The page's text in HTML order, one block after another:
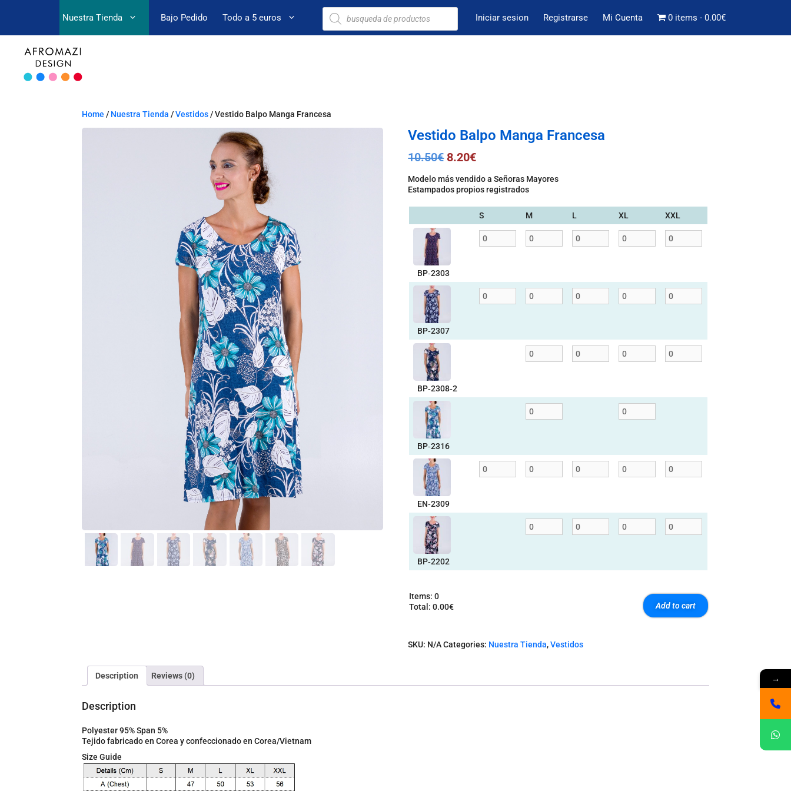
Nuestra Tienda Bajo Pedido Todo a 5 euros Iniciar sesion Registrarse Mi Cuenta 0 items 0.00€
Home / Nuestra Tienda /Vestidos/ Vestido Balpo Manga Francesa
Vestido Balpo Manga Francesa
10.50€ 8.20€
Modelo más vendido a Señoras Mayores
Estampados propios registrados
S M L XL XXL
BP‑2303
BP‑2307
BP‑2308‑2
BP‑2316
EN‑2309
BP‑2202
Items:0
Total :0.00€
e
Add to cart
SKU: N/A Categories: Nuestra Tienda,Vestidos
Description Reviews (0)
Description
Polyester 95% Span 5%
Tejido fabricado en Corea y confeccionado en Corea/Vietnam
Size Guide
→